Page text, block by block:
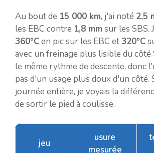
Au bout de 15 000 km, j'ai noté 2,5
les EBC contre 1,8 mm sur les SBS.
360°Cen pic sur les EBC et320°C
avec un freinage plus lisible du côté
le même rythme de descente, donc
pas d'un usage plus doux d'un côté.
journée entière, je voyais la
de sortir le pied à coulisse.
jeu
usure
mesurée